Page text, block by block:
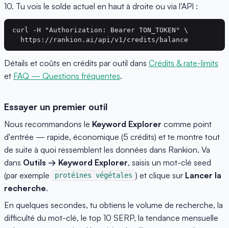
10. Tu vois le solde actuel en haut à droite ou via l'API :
curl -H "Authorization: Bearer TON_TOKEN" \
Détails et coûts en crédits par outil dans Crédits & rate-limits
et FAQ — Questions fréquentes.
Essayer un premier outil
Nous recommandons le Keyword Explorer comme point
d'entrée — rapide, économique (5 crédits) et te montre tout
de suite à quoi ressemblent les données dans Rankion. Va
dans Outils → Keyword Explorer, saisis un mot-clé seed
(par exemple
protéines végétales ) et clique sur Lancer la
recherche.
En quelques secondes, tu obtiens le volume de recherche, la
difficulté du mot-clé, le top 10 SERP, la tendance mensuelle